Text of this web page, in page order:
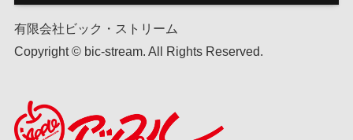
有限会社ビック・ストリーム
Copyright © bic-stream. All Rights Reserved.